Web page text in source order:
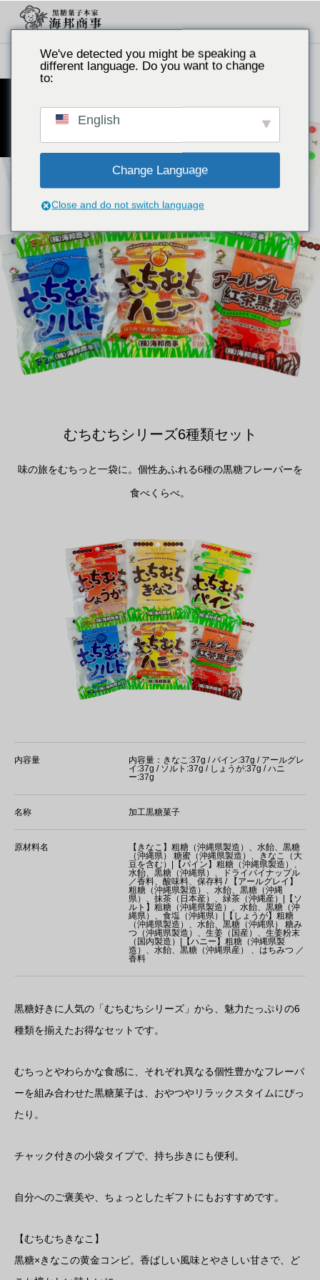
商品一覧 むちむちシリーズ6種類セット
むちむち
むちむちシリーズ6種類セット
味の旅をむちっと一袋に。個性あふれる6種の黒糖フレーバーを
食べくらべ。
内容量
内容量：きなこ:37g / パイン:37g / アールグレ
イ:37g / ソルト:37g / しょうが:37g / ハニ
ー:37g
名称 加工黒糖菓子
原材料名
【きなこ】粗糖（沖縄県製造）、水飴、黒糖
（沖縄県） 糖蜜（沖縄県製造）、きなこ（大
豆を含む）|【パイン】粗糖（沖縄県製造）、
水飴、黒糖（沖縄県）、ドライバイナップル
／香料、酸味料、保存料 / 【アールグレイ】
粗糖（沖縄県製造）、水飴、黒糖（沖縄
県）、抹茶（日本産）、緑茶（沖縄産）|【ソ
ルト】粗糖（沖縄県製造）、水飴、黒糖（沖
縄県）、食塩（沖縄県）|【しょうが】粗糖
（沖縄県製造）、水飴、黒糖（沖縄県） 糖み
つ（沖縄県製造）、生姜（国産）、生姜粉末
（国内製造）|【ハニー】粗糖（沖縄県製
造）、水飴、黒糖（沖縄県産） 、はちみつ ／
香料
黒糖好きに人気の「むちむちシリーズ」から、魅力たっぷりの6
種類を揃えたお得なセットです。
むちっとやわらかな食感に、それぞれ異なる個性豊かなフレーバ
ーを組み合わせた黒糖菓子は、おやつやリラックスタイムにぴっ
たり。
チャック付きの小袋タイプで、持ち歩きにも便利。
自分へのご褒美や、ちょっとしたギフトにもおすすめです。
【むちむちきなこ】
黒糖×きなこの黄金コンビ。香ばしい風味とやさしい甘さで、ど
We've detected you might be speaking a
different language. Do you want to change
to:
English
Change Language
Close and do not switch language